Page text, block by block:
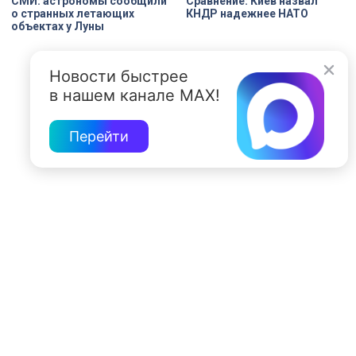
о странных летающих
объектах у Луны
КНДР надежнее НАТО
Новости быстрее
в нашем канале MAX!
Перейти